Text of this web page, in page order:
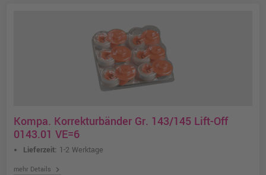
Kompa. Korrekturbänder Gr. 143/145 Lift-Off
0143.01 VE=6
Lieferzeit: 1-2 Werktage
mehr Details chevron_right